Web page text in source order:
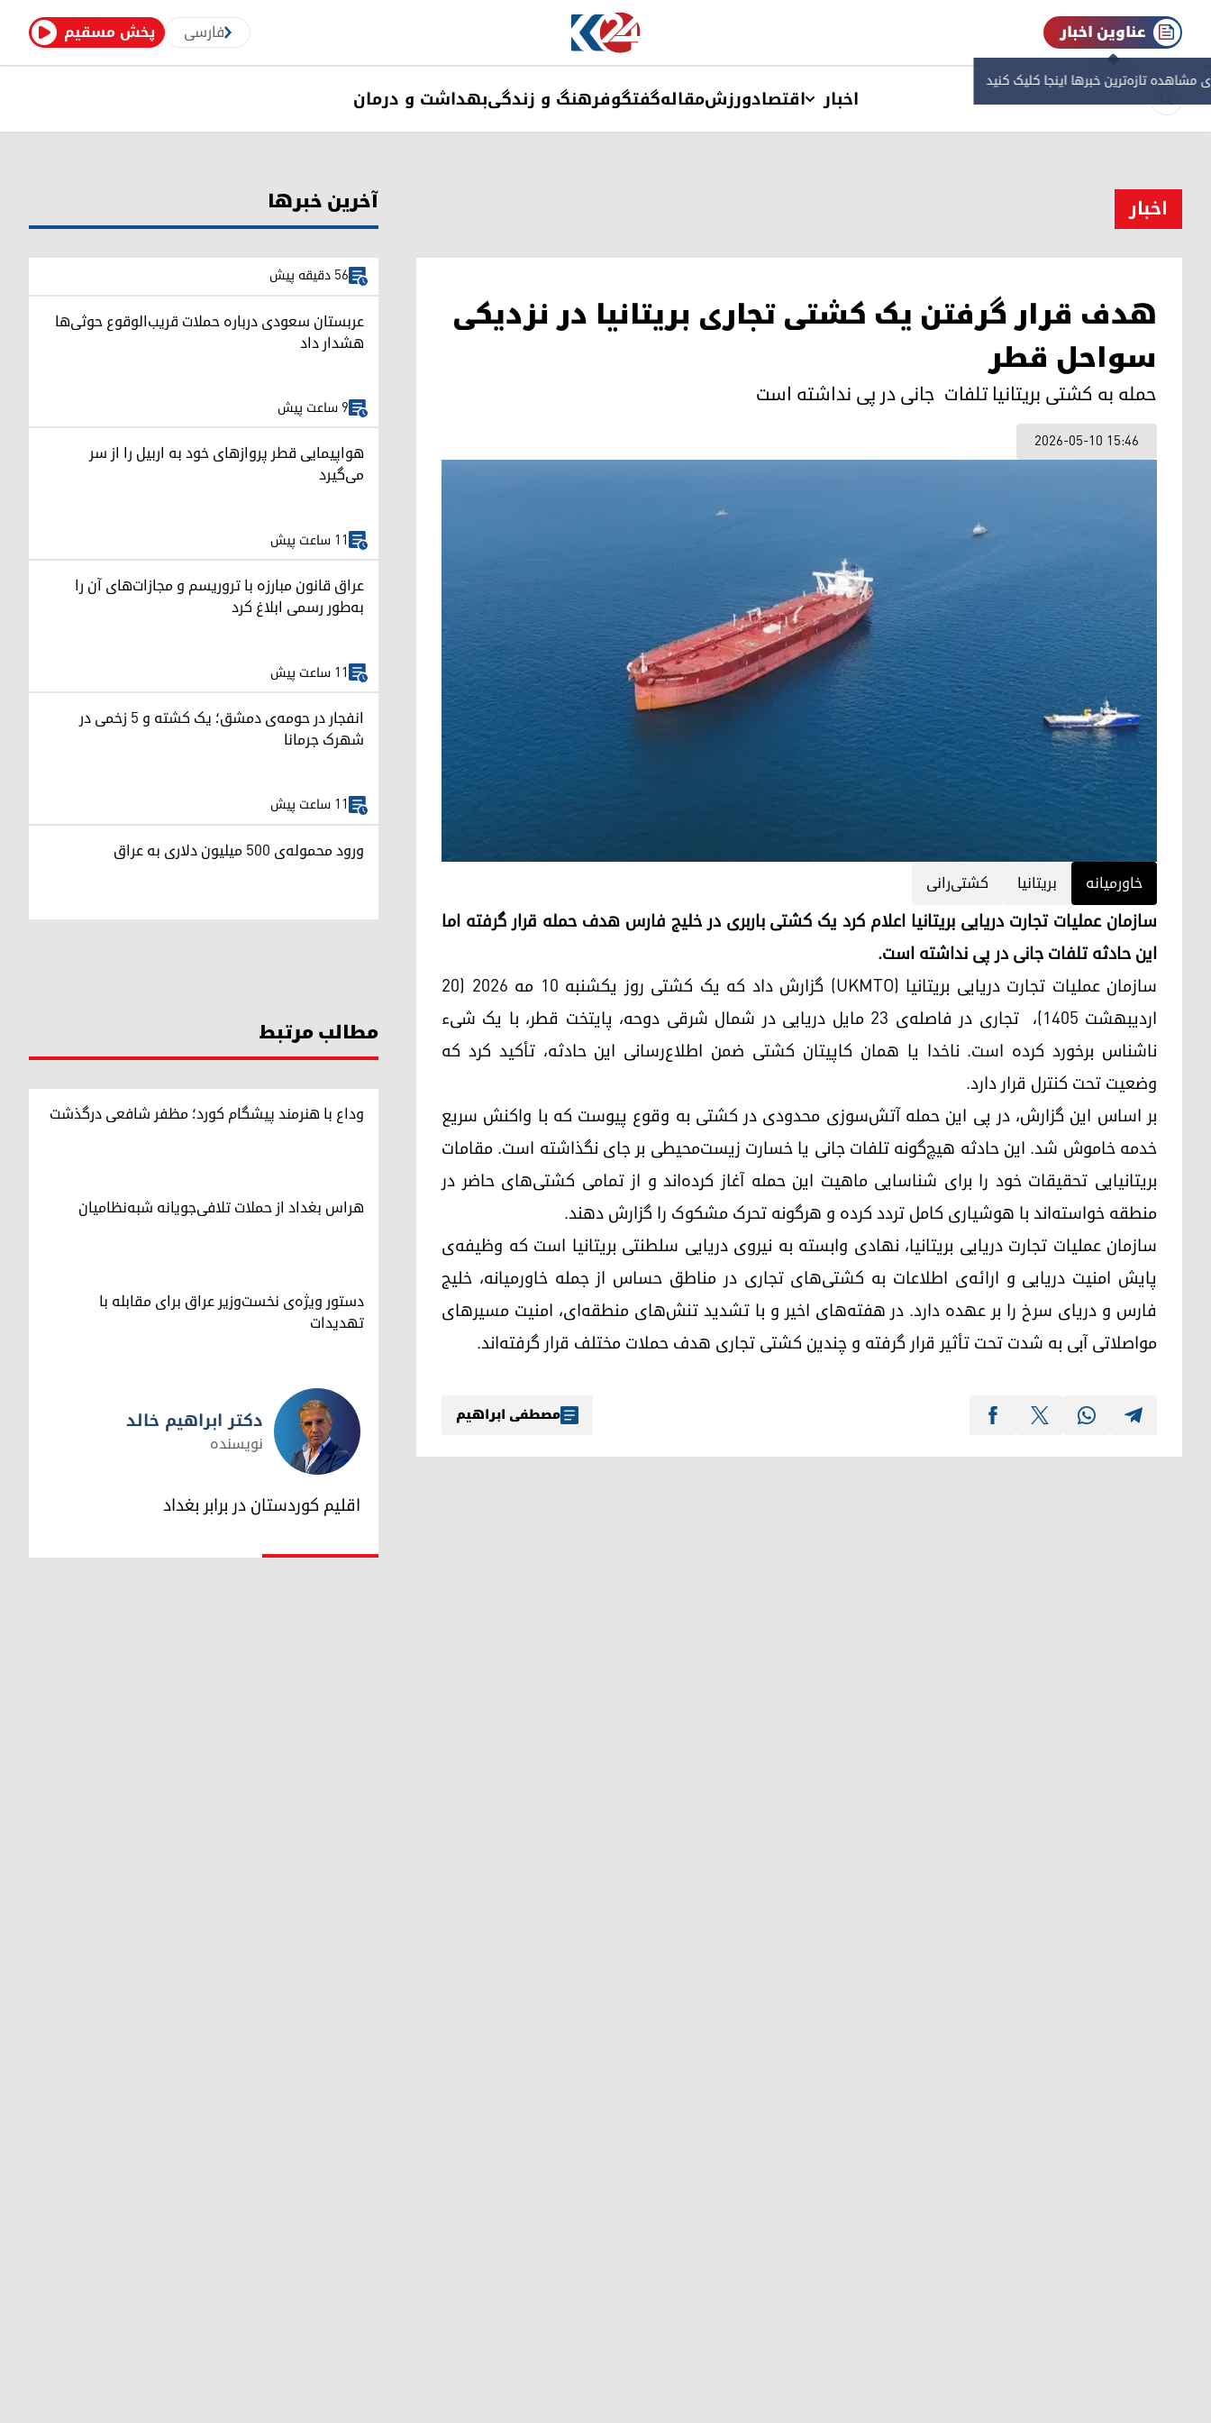
پخش مسقیم فارسی عناوین اخبار
مشاهده‌ تازه‌ترین خبرها اینجا کلیک کنید
اخبار اقتصادورزشمقالهگفتگوفرهنگ و زندگیبهداشت و درمان
اخبار
هدف قرار گرفتن یک کشتی تجاری بریتانیا در نزدیکی
سواحل قطر
حمله به کشتی بریتانیا تلفات جانی در پی نداشته است
2026-05-10 15:46
خاورمیانه بریتانیا کشتی‌رانی
سازمان عملیات تجارت دریایی بریتانیا اعلام کرد یک کشتی باربری در خلیج فارس هدف حمله قرار گرفته اما
این حادثه تلفات جانی در پی نداشته است.
سازمان عملیات تجارت دریایی بریتانیا (UKMTO) گزارش داد که یک کشتی روز یکشنبه ۱۰ مه ۲۰۲۶ (۲۰
اردیبهشت ۱۴۰۵)، تجاری در فاصله‌ی ۲۳ مایل دریایی در شمال شرقی دوحه، پایتخت قطر، با یک شیء
ناشناس برخورد کرده است. ناخدا یا همان کاپیتان کشتی ضمن اطلاع‌رسانی این حادثه، تأکید کرد که
وضعیت تحت کنترل قرار دارد.
بر اساس این گزارش، در پی این حمله آتش‌سوزی محدودی در کشتی به وقوع پیوست که با واکنش سریع
خدمه خاموش شد. این حادثه هیچ‌گونه تلفات جانی یا خسارت زیست‌محیطی بر جای نگذاشته است. مقامات
بریتانیایی تحقیقات خود را برای شناسایی ماهیت این حمله آغاز کرده‌اند و از تمامی کشتی‌های حاضر در
منطقه خواسته‌اند با هوشیاری کامل تردد کرده و هرگونه تحرک مشکوک را گزارش دهند.
سازمان عملیات تجارت دریایی بریتانیا، نهادی وابسته به نیروی دریایی سلطنتی بریتانیا است که وظیفه‌ی
پایش امنیت دریایی و ارائه‌ی اطلاعات به کشتی‌های تجاری در مناطق حساس از جمله خاورمیانه، خلیج
فارس و دریای سرخ را بر عهده دارد. در هفته‌های اخیر و با تشدید تنش‌های منطقه‌ای، امنیت مسیرهای
مواصلاتی آبی به شدت تحت تأثیر قرار گرفته و چندین کشتی تجاری هدف حملات مختلف قرار گرفته‌اند.
مصطفی ابراهیم
آخرین خبرها
56 دقیقه پیش
عربستان سعودی درباره حملات قریب‌الوقوع حوثی‌ها
هشدار داد
9 ساعت پیش
هواپیمایی قطر پروازهای خود به اربیل را از سر
می‌گیرد
11 ساعت پیش
عراق قانون مبارزه با تروریسم و مجازات‌های آن را
به‌طور رسمی ابلاغ کرد
11 ساعت پیش
انفجار در حومه‌ی دمشق؛ یک کشته و ۵ زخمی در
شهرک جرمانا
11 ساعت پیش
ورود محموله‌ی ۵۰۰ میلیون دلاری به عراق
مطالب مرتبط
وداع با هنرمند پیشگام کورد؛ مظفر شافعی درگذشت
هراس بغداد از حملات تلافی‌جویانه شبه‌نظامیان
دستور ویژه‌ی نخست‌وزیر عراق برای مقابله با
تهدیدات
دکتر ابراهیم خالد
دکتر ابراهیم خالد
نویسنده
اقلیم کوردستان در برابر بغداد